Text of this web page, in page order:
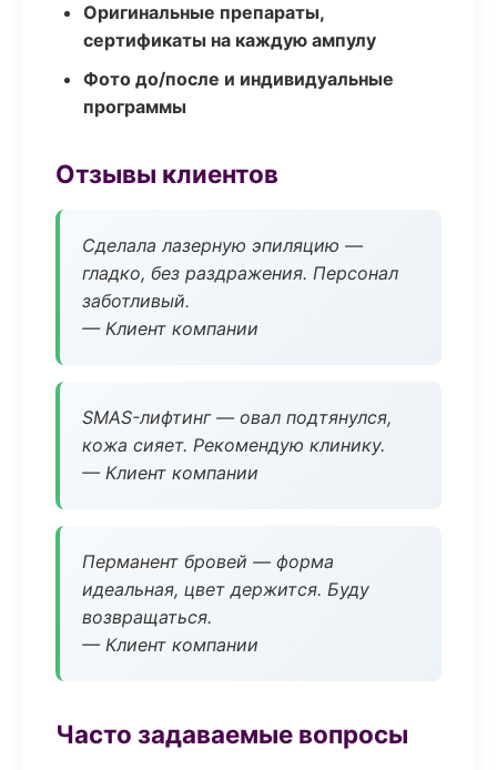
Оригинальные препараты,
сертификаты на каждую ампулу
Фото до/после и индивидуальные
программы
Отзывы клиентов
Сделала лазерную эпиляцию —
гладко, без раздражения. Персонал
заботливый.
— Клиент компании
SMAS-лифтинг — овал подтянулся,
кожа сияет. Рекомендую клинику.
— Клиент компании
Перманент бровей — форма
идеальная, цвет держится. Буду
возвращаться.
— Клиент компании
Часто задаваемые вопросы